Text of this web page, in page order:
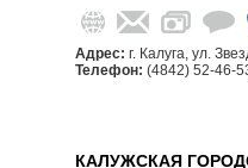
Адрес: г. Калуга, ул.
Телефон: (4842) 52-46-
КАЛУЖСКАЯ